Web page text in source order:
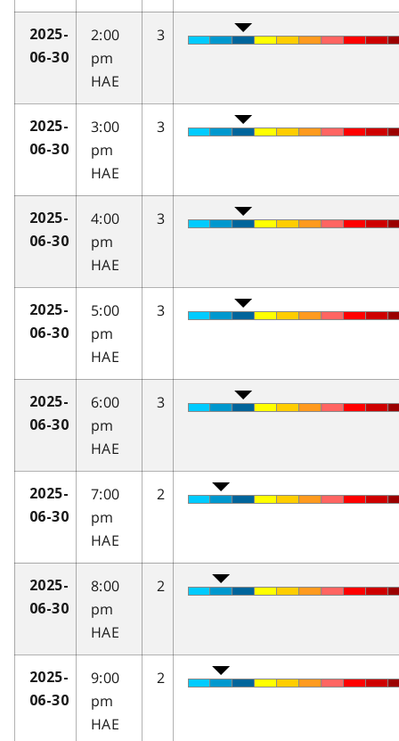
2025-
06-30
2:00
pm
HAE
3
2025-
06-30
3:00
pm
HAE
3
2025-
06-30
4:00
pm
HAE
3
2025-
06-30
5:00
pm
HAE
3
2025-
06-30
6:00
pm
HAE
3
2025-
06-30
7:00
pm
HAE
2
2025-
06-30
8:00
pm
HAE
2
2025-
06-30
9:00
pm
HAE
2